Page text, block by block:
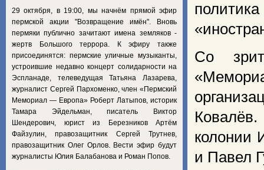
Со
колонии
и Павел
29 октября, в 19:00, мы начнём прямой эфир
пермской акции "Возвращение имён". Вновь
пермяки публично зачитают имена земляков -
жертв Большого террора. К эфиру также
присоединятся: пермские уличные музыканты,
устроившие недавно концерт солидарности на
Эспланаде, телеведущая Татьяна Лазарева,
журналист Сергей Пархоменко, член «Пермский
Мемориал — Европа» Роберт Латыпов, историк
Тамара Эйдельман, писатель Виктор
Шендерович, юрист из Березников Артём
Файзулин, правозащитник Сергей Трутнев,
правозащитник Олег Орлов. Вести эфир будут
журналисты Юлия Балабанова и Роман Попов.